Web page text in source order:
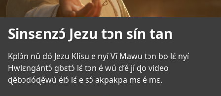
Sinsɛnzɔ́ Jezu tɔn sín tan
Kplɔ́n nǔ dó Jezu Klísu e nyí Vǐ Mawu tɔn bo lɛ́ nyí
Hwlɛngántɔ́ gbɛtɔ́ lɛ́ tɔn é wú d’é jí ɖo video
ɖěbɔdóɖěwú élɔ́ lɛ́ e sɔ́ akpakpa mɛ é mɛ.